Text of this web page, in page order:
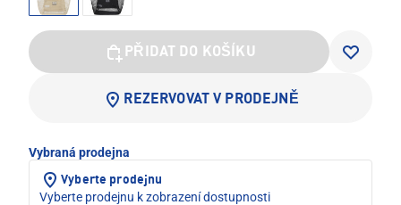
PŘIDAT DO KOŠÍKU
REZERVOVAT V PRODEJNĚ
Vybraná prodejna
Vyberte prodejnu
Vyberte prodejnu k zobrazení dostupnosti